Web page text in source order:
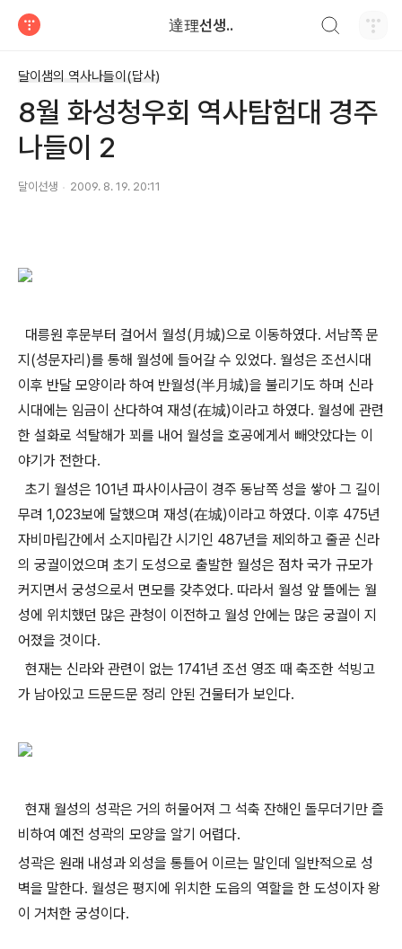
達理선생..
달이샘의 역사나들이(답사)
8월 화성청우회 역사탐험대 경주
나들이 2
달이선생 2009. 8. 19. 20:11
대릉원 후문부터 걸어서 월성(月城)으로 이동하였다. 서남쪽 문
지(성문자리)를 통해 월성에 들어갈 수 있었다. 월성은 조선시대
이후 반달 모양이라 하여 반월성(半月城)을 불리기도 하며 신라
시대에는 임금이 산다하여 재성(在城)이라고 하였다. 월성에 관련
한 설화로 석탈해가 꾀를 내어 월성을 호공에게서 빼앗았다는 이
야기가 전한다.
초기 월성은 101년 파사이사금이 경주 동남쪽 성을 쌓아 그 길이
무려 1,023보에 달했으며 재성(在城)이라고 하였다. 이후 475년
자비마립간에서 소지마립간 시기인 487년을 제외하고 줄곧 신라
의 궁궐이었으며 초기 도성으로 출발한 월성은 점차 국가 규모가
커지면서 궁성으로서 면모를 갖추었다. 따라서 월성 앞 뜰에는 월
성에 위치했던 많은 관청이 이전하고 월성 안에는 많은 궁궐이 지
어졌을 것이다.
현재는 신라와 관련이 없는 1741년 조선 영조 때 축조한 석빙고
가 남아있고 드문드문 정리 안된 건물터가 보인다.
현재 월성의 성곽은 거의 허물어져 그 석축 잔해인 돌무더기만 즐
비하여 예전 성곽의 모양을 알기 어렵다.
성곽은 원래 내성과 외성을 통틀어 이르는 말인데 일반적으로 성
벽을 말한다. 월성은 평지에 위치한 도읍의 역할을 한 도성이자 왕
이 거처한 궁성이다.